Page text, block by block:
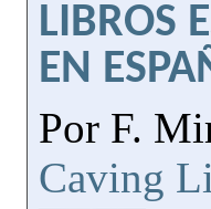
LIBROS
EN
Por F.
Caving